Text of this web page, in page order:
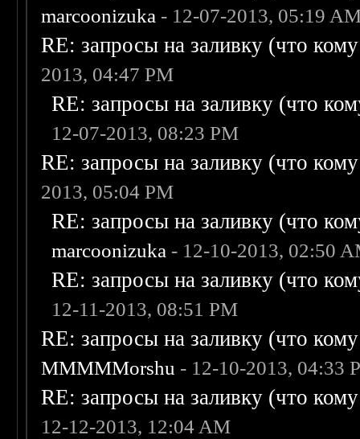
marcoonizuka - 12-07-2013, 05:19
RE: запросы на заливку (что
2013, 04:47 PM
RE: запросы на заливку (что
12-07-2013, 08:23 PM
RE: запросы на заливку (что
2013, 05:04 PM
RE: запросы на заливку (что
marcoonizuka - 12-10-2013, 02:50
RE: запросы на заливку (что
12-11-2013, 08:51 PM
RE: запросы на заливку (что
MMMMMorshu - 12-10-2013, 04:33
RE: запросы на заливку (что
12-12-2013, 12:04 AM